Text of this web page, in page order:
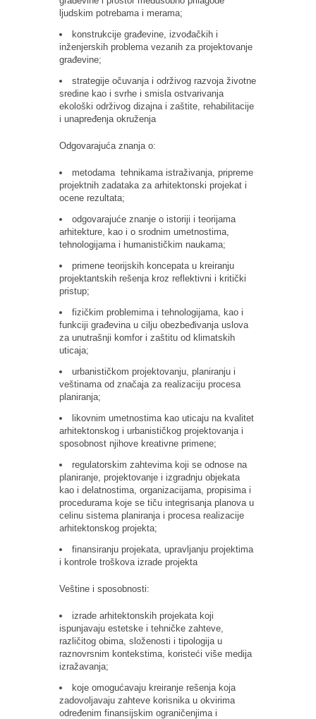
ljudskim potrebama i merama;
konstrukcije građevine, izvođačkih i
inženjerskih problema vezanih za projektovanje
građevine;
strategije očuvanja i održivog razvoja životne
sredine kao i svrhe i smisla ostvarivanja
ekološki održivog dizajna i zaštite, rehabilitacije
i unapređenja okruženja
Odgovarajuća znanja o:
metodama tehnikama istraživanja, pripreme
projektnih zadataka za arhitektonski projekat i
ocene rezultata;
odgovarajuće znanje o istoriji i teorijama
arhitekture, kao i o srodnim umetnostima,
tehnologijama i humanističkim naukama;
primene teorijskih koncepata u kreiranju
projektantskih rešenja kroz reflektivni i kritički
pristup;
fizičkim problemima i tehnologijama, kao i
funkciji građevina u cilju obezbeđivanja uslova
za unutrašnji komfor i zaštitu od klimatskih
uticaja;
urbanističkom projektovanju, planiranju i
veštinama od značaja za realizaciju procesa
planiranja;
likovnim umetnostima kao uticaju na kvalitet
arhitektonskog i urbanističkog projektovanja i
sposobnost njihove kreativne primene;
regulatorskim zahtevima koji se odnose na
planiranje, projektovanje i izgradnju objekata
kao i delatnostima, organizacijama, propisima i
procedurama koje se tiču integrisanja planova u
celinu sistema planiranja i procesa realizacije
arhitektonskog projekta;
finansiranju projekata, upravljanju projektima
i kontrole troškova izrade projekta
Veštine i sposobnosti:
izrade arhitektonskih projekata koji
ispunjavaju estetske i tehničke zahteve,
različitog obima, složenosti i tipologija u
raznovrsnim kontekstima, koristeći više medija
izražavanja;
koje omogućavaju kreiranje rešenja koja
zadovoljavaju zahteve korisnika u okvirima
određenim finansijskim ograničenjima i